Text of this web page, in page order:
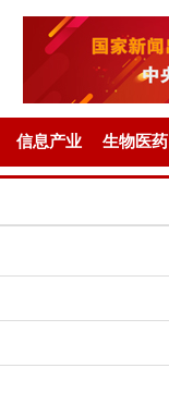
信息产业 生物医药